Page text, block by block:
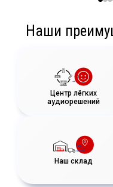
Наши
Центр лёгких
аудиорешений
Наш склад